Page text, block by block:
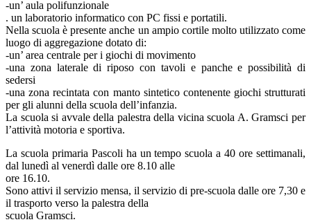
-un’ aula polifunzionale
. un laboratorio informatico con PC fissi e portatili.
Nella scuola è presente anche un ampio cortile molto utilizzato come
luogo di aggregazione dotato di:
-un’ area centrale per i giochi di movimento
-una zona laterale di riposo con tavoli e panche e possibilità di
sedersi
-una zona recintata con manto sintetico contenente giochi strutturati
per gli alunni della scuola dell’infanzia.
La scuola si avvale della palestra della vicina scuola A. Gramsci per
l’attività motoria e sportiva.
La scuola primaria Pascoli ha un tempo scuola a 40 ore settimanali,
dal lunedì al venerdì dalle ore 8.10 alle
ore 16.10.
Sono attivi il servizio mensa, il servizio di pre-scuola dalle ore 7,30 e
il trasporto verso la palestra della
scuola Gramsci.